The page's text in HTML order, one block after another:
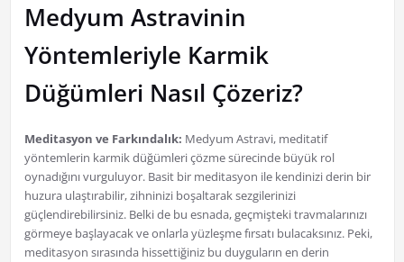
Medyum Astravinin
Yöntemleriyle Karmik
Düğümleri Nasıl Çözeriz?
Meditasyon ve Farkındalık: Medyum Astravi, meditatif
yöntemlerin karmik düğümleri çözme sürecinde büyük rol
oynadığını vurguluyor. Basit bir meditasyon ile kendinizi derin bir
huzura ulaştırabilir, zihninizi boşaltarak sezgilerinizi
güçlendirebilirsiniz. Belki de bu esnada, geçmişteki travmalarınızı
görmeye başlayacak ve onlarla yüzleşme fırsatı bulacaksınız. Peki,
meditasyon sırasında hissettiğiniz bu duyguların en derin